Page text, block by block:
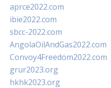
aprce2022.com
ibie2022.com
sbcc-2022.com
AngolaOilAndGas2022.com
Convoy4Freedom2022.com
grur2023.org
hkhk2023.org